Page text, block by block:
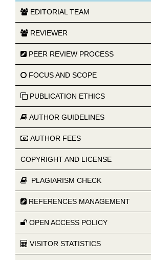
EDITORIAL TEAM
REVIEWER
PEER REVIEW PROCESS
FOCUS AND SCOPE
PUBLICATION ETHICS
AUTHOR GUIDELINES
AUTHOR FEES
COPYRIGHT AND LICENSE
PLAGIARISM CHECK
REFERENCES MANAGEMENT
OPEN ACCESS POLICY
VISITOR STATISTICS